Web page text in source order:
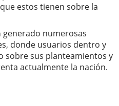
estos tienen sobre la
generado numerosas
donde usuarios dentro y
sobre sus planteamientos y
actualmente la nación.